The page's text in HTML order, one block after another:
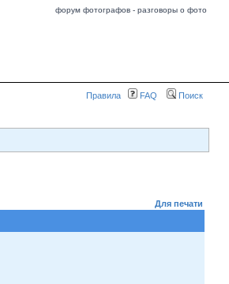
форум фотографов - разговоры о фото
Правила FAQ Поиск
Для печати